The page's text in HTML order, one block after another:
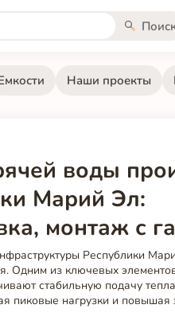
Наши проекты
воды
Марий Эл:
монтаж с
Республики
Одним из ключевых
стабильную подачу
пиковые нагрузки и повышая